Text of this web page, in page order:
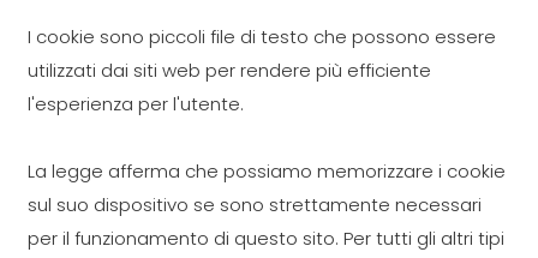
I cookie sono piccoli file di testo che possono essere
utilizzati dai siti web per rendere più efficiente
l'esperienza per l'utente.
La legge afferma che possiamo memorizzare i cookie
sul suo dispositivo se sono strettamente necessari
per il funzionamento di questo sito. Per tutti gli altri tipi